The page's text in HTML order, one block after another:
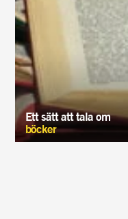
Ett sätt att tala om
böcker